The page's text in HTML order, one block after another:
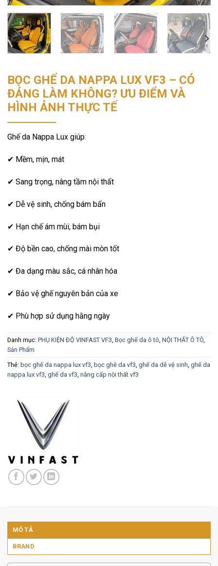
BỌC GHẾ DA NAPPA LUX VF3 – CÓ
ĐÁNG LÀM KHÔNG? ƯU ĐIỂM VÀ
HÌNH ẢNH THỰC TẾ
Ghế da Nappa Lux giúp:
✔ Mềm, mịn, mát
✔ Sang trọng, nâng tầm nội thất
✔ Dễ vệ sinh, chống bám bẩn
✔ Hạn chế ám mùi, bám bụi
✔ Độ bền cao, chống mài mòn tốt
✔ Đa dạng màu sắc, cá nhân hóa
✔ Bảo vệ ghế nguyên bản của xe
✔ Phù hợp sử dụng hằng ngày
Danh mục: PHỤ KIỆN ĐỘ VINFAST VF3 Bọc ghế da ô tô NỘI THẤT Ô TÔ
Sản Phẩm
Thẻ: bọc ghế da nappa lux vf3 bọc ghê da vf3 ghế da dễ vệ sinh ghế da
nappa lux vf3 ghế da vf3 nâng cấp nội thất vf3
MÔ TẢ
BRAND